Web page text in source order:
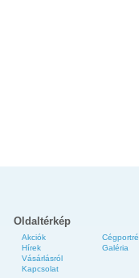
Oldaltérkép
Akciók
Hírek
Vásárlásról
Kapcsolat
Cégportré
Galéria